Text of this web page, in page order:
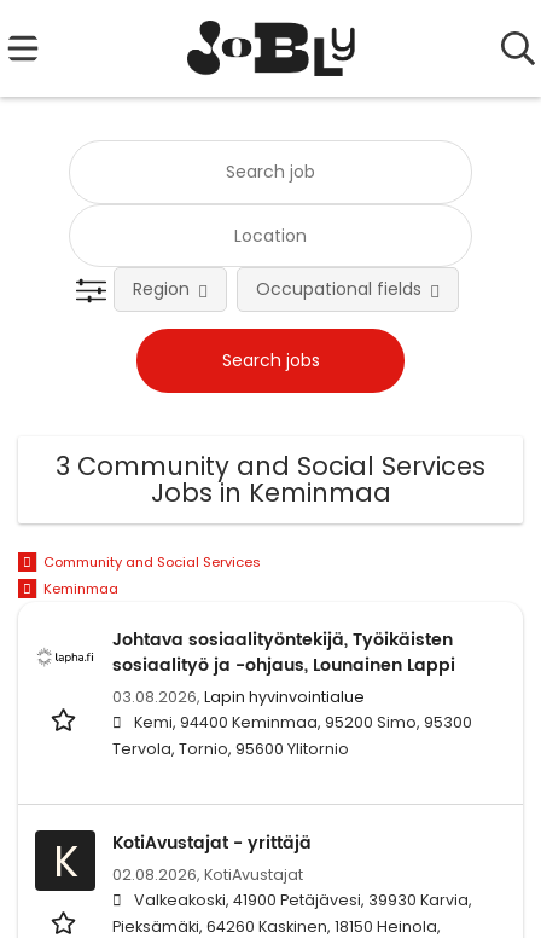
Region Occupational fields
3 Community and Social Services
Jobs in Keminmaa
Community and Social Services
Keminmaa
Johtava sosiaalityöntekijä, Työikäisten
sosiaalityö ja -ohjaus, Lounainen Lappi
03.08.2026, Lapin hyvinvointialue
Kemi, 94400 Keminmaa, 95200 Simo, 95300
Tervola, Tornio, 95600 Ylitornio
K KotiAvustajat - yrittäjä
02.08.2026, KotiAvustajat
Valkeakoski, 41900 Petäjävesi, 39930 Karvia,
Pieksämäki, 64260 Kaskinen, 18150 Heinola,